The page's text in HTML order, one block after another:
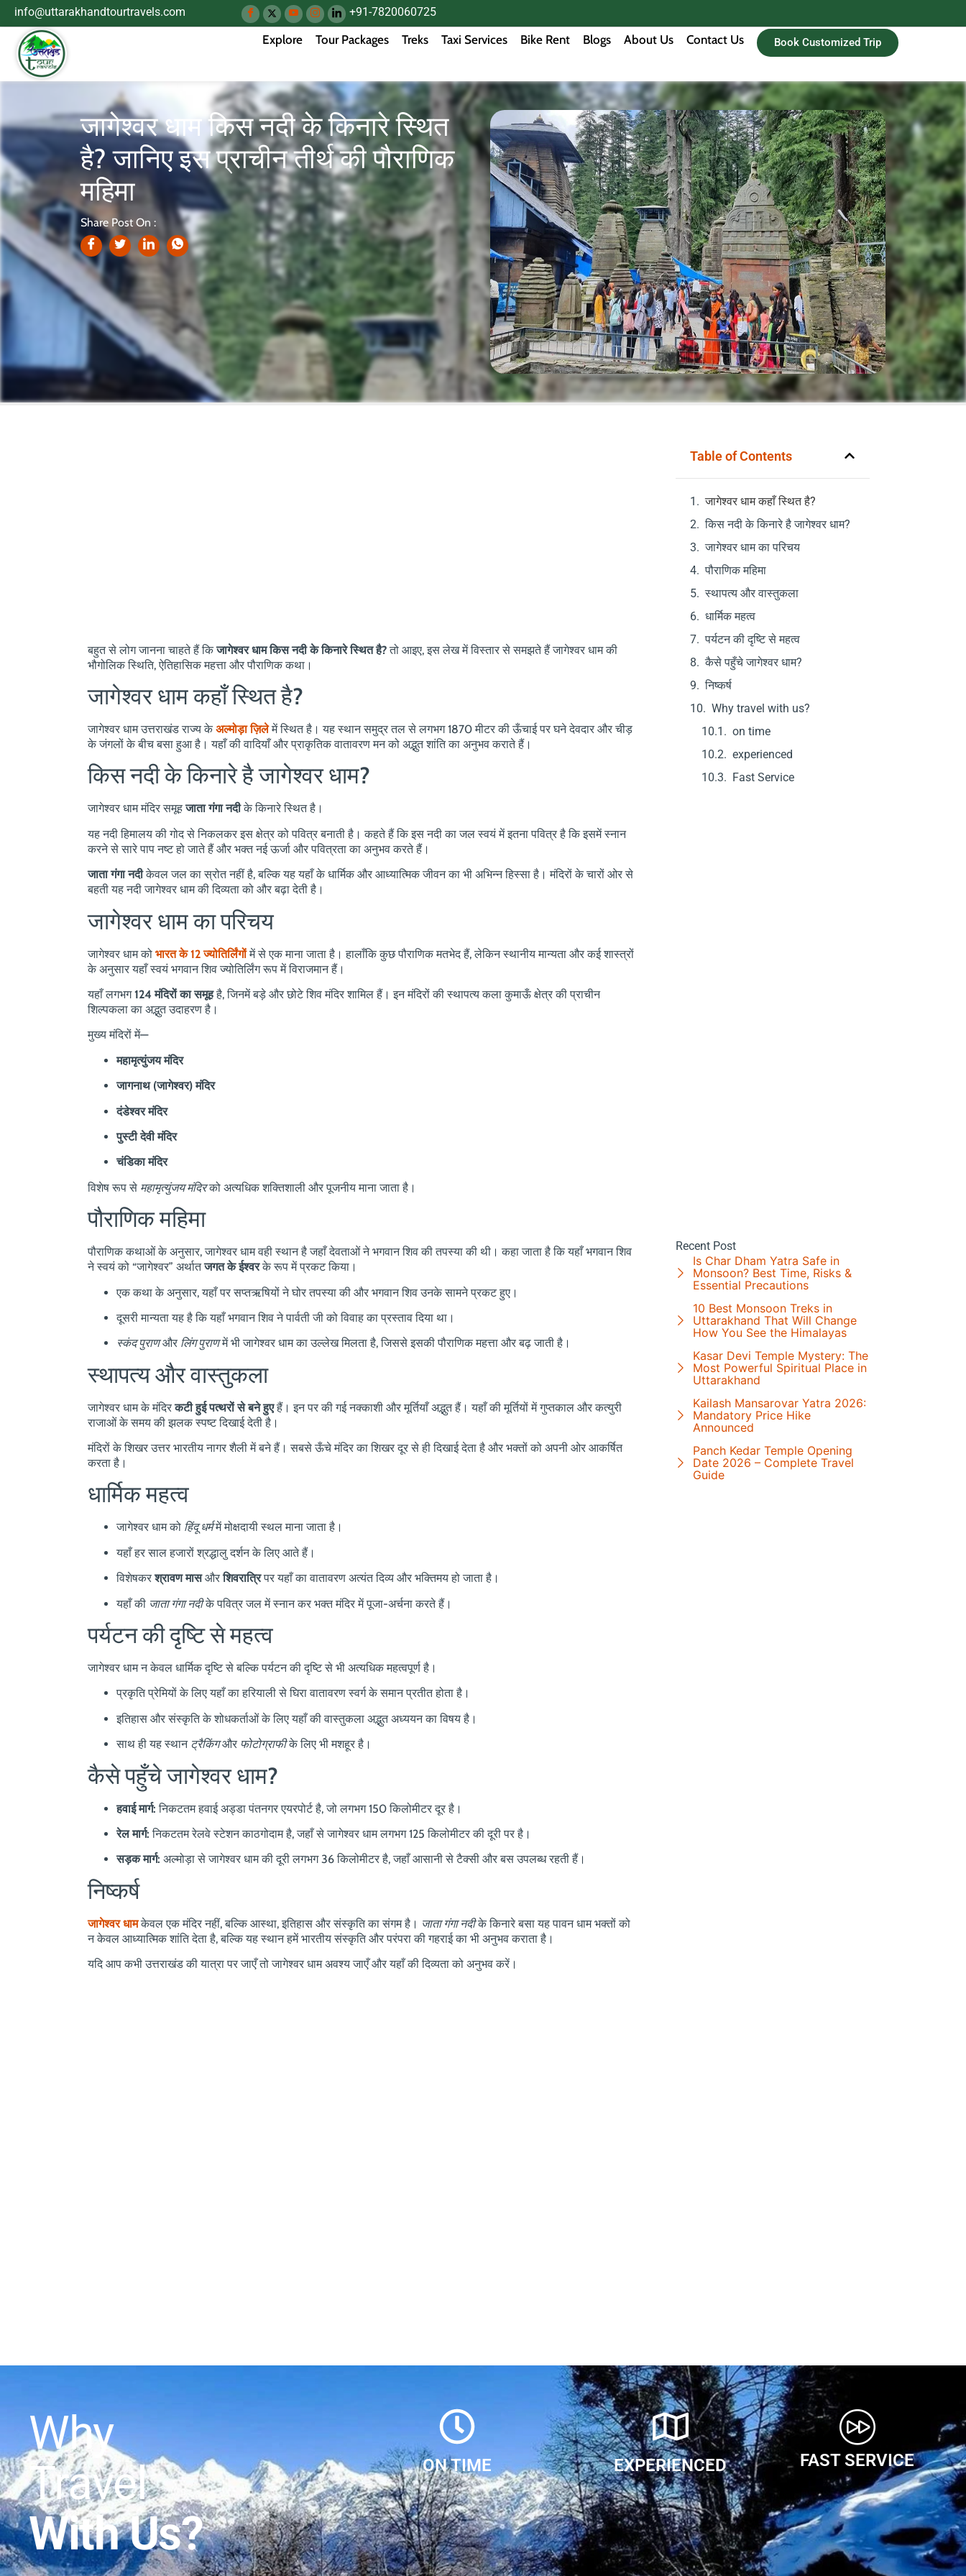
info@uttarakhandtourtravels.com +91-7820060725
Explore Tour Packages Treks Taxi Services Bike Rent Blogs About Us Contact Us Book Customized Trip
जागेश्वर धाम किस नदी के किनारे स्थित
है? जानिए इस प्राचीन तीर्थ की पौराणिक
महिमा
Share Post On :
बहुत से लोग जानना चाहते हैं किजागेश्वर धाम किस नदी के किनारे स्थित है?तो आइए, इस लेख में विस्तार से समझते हैं जागेश्वर धाम की
भौगोलिक स्थिति, ऐतिहासिक महत्ता और पौराणिक कथा।
जागेश्वर धाम कहाँ स्थित है?
जागेश्वर धाम उत्तराखंड राज्य के अल्मोड़ा ज़िलेमें स्थित है। यह स्थान समुद्र तल से लगभग 1870 मीटर की ऊँचाई पर घने देवदार और चीड़
के जंगलों के बीच बसा हुआ है। यहाँ की वादियाँ और प्राकृतिक वातावरण मन को अद्भुत शांति का अनुभव कराते हैं।
किस नदी के किनारे है जागेश्वर धाम?
जागेश्वर धाम मंदिर समूहजाता गंगा नदीके किनारे स्थित है।
यह नदी हिमालय की गोद से निकलकर इस क्षेत्र को पवित्र बनाती है। कहते हैं कि इस नदी का जल स्वयं में इतना पवित्र है कि इसमें स्नान
करने से सारे पाप नष्ट हो जाते हैं और भक्त नई ऊर्जा और पवित्रता का अनुभव करते हैं।
जाता गंगा नदीकेवल जल का स्रोत नहीं है, बल्कि यह यहाँ के धार्मिक और आध्यात्मिक जीवन का भी अभिन्न हिस्सा है। मंदिरों के चारों ओर से
बहती यह नदी जागेश्वर धाम की दिव्यता को और बढ़ा देती है।
जागेश्वर धाम का परिचय
जागेश्वर धाम को भारत के 12 ज्योतिर्लिंगोंमें से एक माना जाता है। हालाँकि कुछ पौराणिक मतभेद हैं, लेकिन स्थानीय मान्यता और कई शास्त्रों
के अनुसार यहाँ स्वयं भगवान शिव ज्योतिर्लिंग रूप में विराजमान हैं।
यहाँ लगभग124 मंदिरों का समूहहै, जिनमें बड़े और छोटे शिव मंदिर शामिल हैं। इन मंदिरों की स्थापत्य कला कुमाऊँ क्षेत्र की प्राचीन
शिल्पकला का अद्भुत उदाहरण है।
मुख्य मंदिरों में—
महामृत्युंजय मंदिर
जागनाथ (जागेश्वर) मंदिर
दंडेश्वर मंदिर
पुस्टी देवी मंदिर
चंडिका मंदिर
विशेष रूप से महामृत्युंजय मंदिरको अत्यधिक शक्तिशाली और पूजनीय माना जाता है।
पौराणिक महिमा
पौराणिक कथाओं के अनुसार, जागेश्वर धाम वही स्थान है जहाँ देवताओं ने भगवान शिव की तपस्या की थी। कहा जाता है कि यहाँ भगवान शिव
ने स्वयं को “जागेश्वर” अर्थातजगत के ईश्वरके रूप में प्रकट किया।
एक कथा के अनुसार, यहाँ पर सप्तऋषियों ने घोर तपस्या की और भगवान शिव उनके सामने प्रकट हुए।
दूसरी मान्यता यह है कि यहाँ भगवान शिव ने पार्वती जी को विवाह का प्रस्ताव दिया था।
स्कंद पुराणऔर लिंग पुराणमें भी जागेश्वर धाम का उल्लेख मिलता है, जिससे इसकी पौराणिक महत्ता और बढ़ जाती है।
स्थापत्य और वास्तुकला
जागेश्वर धाम के मंदिरकटी हुई पत्थरों से बने हुएहैं। इन पर की गई नक्काशी और मूर्तियाँ अद्भुत हैं। यहाँ की मूर्तियों में गुप्तकाल और कत्युरी
राजाओं के समय की झलक स्पष्ट दिखाई देती है।
मंदिरों के शिखर उत्तर भारतीय नागर शैली में बने हैं। सबसे ऊँचे मंदिर का शिखर दूर से ही दिखाई देता है और भक्तों को अपनी ओर आकर्षित
करता है।
धार्मिक महत्व
जागेश्वर धाम को हिंदू धर्ममें मोक्षदायी स्थल माना जाता है।
यहाँ हर साल हजारों श्रद्धालु दर्शन के लिए आते हैं।
विशेषकरश्रावण मासऔरशिवरात्रिपर यहाँ का वातावरण अत्यंत दिव्य और भक्तिमय हो जाता है।
यहाँ की जाता गंगा नदीके पवित्र जल में स्नान कर भक्त मंदिर में पूजा-अर्चना करते हैं।
पर्यटन की दृष्टि से महत्व
जागेश्वर धाम न केवल धार्मिक दृष्टि से बल्कि पर्यटन की दृष्टि से भी अत्यधिक महत्वपूर्ण है।
प्रकृति प्रेमियों के लिए यहाँ का हरियाली से घिरा वातावरण स्वर्ग के समान प्रतीत होता है।
इतिहास और संस्कृति के शोधकर्ताओं के लिए यहाँ की वास्तुकला अद्भुत अध्ययन का विषय है।
साथ ही यह स्थान ट्रैकिंगऔर फोटोग्राफीके लिए भी मशहूर है।
कैसे पहुँचे जागेश्वर धाम?
हवाई मार्ग: निकटतम हवाई अड्डा पंतनगर एयरपोर्ट है, जो लगभग 150 किलोमीटर दूर है।
रेल मार्ग: निकटतम रेलवे स्टेशन काठगोदाम है, जहाँ से जागेश्वर धाम लगभग 125 किलोमीटर की दूरी पर है।
सड़क मार्ग: अल्मोड़ा से जागेश्वर धाम की दूरी लगभग 36 किलोमीटर है, जहाँ आसानी से टैक्सी और बस उपलब्ध रहती हैं।
निष्कर्ष
जागेश्वर धामकेवल एक मंदिर नहीं, बल्कि आस्था, इतिहास और संस्कृति का संगम है। जाता गंगा नदीके किनारे बसा यह पावन धाम भक्तों को
न केवल आध्यात्मिक शांति देता है, बल्कि यह स्थान हमें भारतीय संस्कृति और परंपरा की गहराई का भी अनुभव कराता है।
यदि आप कभी उत्तराखंड की यात्रा पर जाएँ तो जागेश्वर धाम अवश्य जाएँ और यहाँ की दिव्यता को अनुभव करें।
Table of Contents
जागेश्वर धाम कहाँ स्थित है?
किस नदी के किनारे है जागेश्वर धाम?
जागेश्वर धाम का परिचय
पौराणिक महिमा
स्थापत्य और वास्तुकला
धार्मिक महत्व
पर्यटन की दृष्टि से महत्व
कैसे पहुँचे जागेश्वर धाम?
निष्कर्ष
Why travel with us?
on time
experienced
Fast Service
Recent Post
Is Char Dham Yatra Safe in
Monsoon? Best Time, Risks &
Essential Precautions
10 Best Monsoon Treks in
Uttarakhand That Will Change
How You See the Himalayas
Kasar Devi Temple Mystery: The
Most Powerful Spiritual Place in
Uttarakhand
Kailash Mansarovar Yatra 2026:
Mandatory Price Hike
Announced
Panch Kedar Temple Opening
Date 2026 – Complete Travel
Guide
Why
Travel
With Us?
ON TIME EXPERIENCED FAST SERVICE